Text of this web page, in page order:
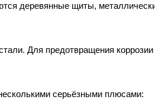
деревянные щиты,
Для предотвращения
серьёзными плюсами: